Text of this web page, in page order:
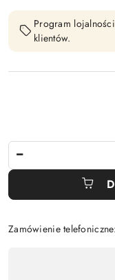
Program
klientów.
Zamówienie